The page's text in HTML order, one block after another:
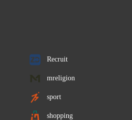
Recruit
mreligion
sport
shopping